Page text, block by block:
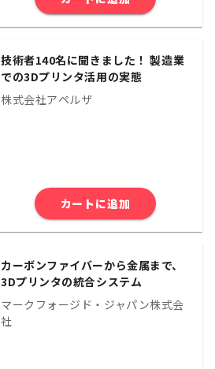
技術者140名に聞きました！ 製造業
での3Dプリンタ活用の実態
株式会社アペルザ
カートに追加
カーボンファイバーから金属まで、
3Dプリンタの統合システム
マークフォージド・ジャパン株式会
社